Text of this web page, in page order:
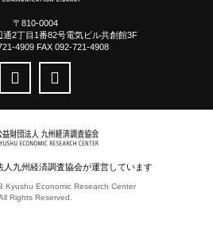
〒810-0004
通2丁目1番82号電気ビル共創館3F
4909 FAX 092-721-4908
人九州経済調査協会が運営しています
Kyushu Economic Research Center
Rights Reserved.